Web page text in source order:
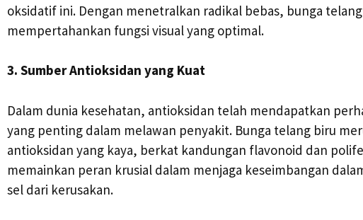
oksidatif ini. Dengan menetralkan radikal bebas, bunga
mempertahankan fungsi visual yang optimal.
3. Sumber Antioksidan yang Kuat
Dalam dunia kesehatan, antioksidan telah mendapatkan
yang penting dalam melawan penyakit. Bunga telang biru
antioksidan yang kaya, berkat kandungan flavonoid dan
memainkan peran krusial dalam menjaga keseimbangan
sel dari kerusakan.